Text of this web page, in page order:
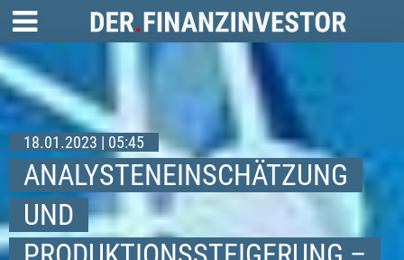
18.01.2023 | 05:45
ANALYSTENEINSCHÄTZUNG
UND